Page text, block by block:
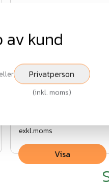
Bricka rostfri
exkl.moms
Visa
av kund
Privatperson
(inkl. moms)